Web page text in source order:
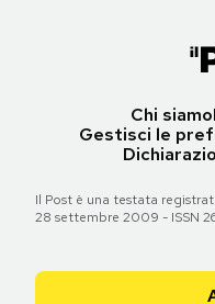
Chi siamo
Gestisci le
Il Post è una testata
28 settembre 2009 - ISSN